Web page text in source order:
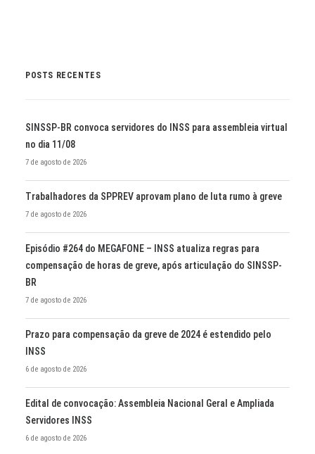
POSTS RECENTES
SINSSP-BR convoca servidores do INSS para assembleia virtual
no dia 11/08
7 de agosto de 2026
Trabalhadores da SPPREV aprovam plano de luta rumo à greve
7 de agosto de 2026
Episódio #264 do MEGAFONE – INSS atualiza regras para
compensação de horas de greve, após articulação do SINSSP-
BR
7 de agosto de 2026
Prazo para compensação da greve de 2024 é estendido pelo
INSS
6 de agosto de 2026
Edital de convocação: Assembleia Nacional Geral e Ampliada
Servidores INSS
6 de agosto de 2026